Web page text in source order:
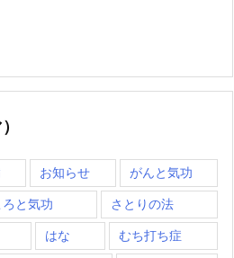
お知らせ がんと気功
ろと気功 さとりの法
はな むち打ち症